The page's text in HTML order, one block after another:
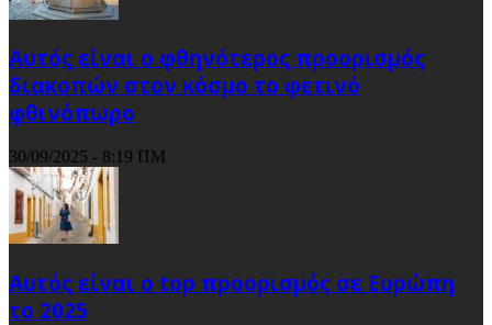
Αυτός είναι ο φθηνότερος προορισμός
διακοπών στον κόσμο το φετινό
φθινόπωρο
30/09/2025 - 8:19 ΠΜ
Αυτός είναι ο top προορισμός σε Ευρώπη
το 2025